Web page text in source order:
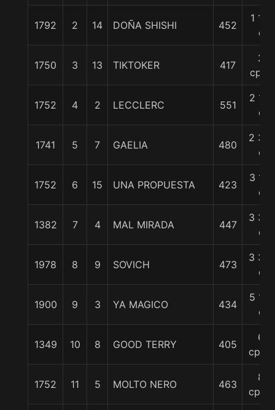
1792 2 14 DOÑA SHISHI 452
1 1/2
c
1750 3 13 TIKTOKER 417
2
cpos
1752 4 2 LECCLERC 551
2 1/2
c
1741 5 7 GAELIA 480
2 3/4
c
1752 6 15 UNA PROPUESTA 423
3 1/4
c
1382 7 4 MAL MIRADA 447
3 3/4
c
1978 8 9 SOVICH 473
3 3/4
c
1900 9 3 YA MAGICO 434
5 1/2
c
1349 10 8 GOOD TERRY 405
6
cpos.
1752 11 5 MOLTO NERO 463
8
cpos.